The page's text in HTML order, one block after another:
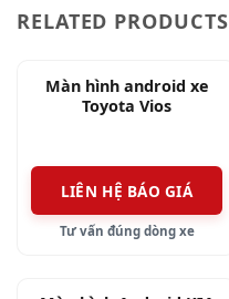
RELATED PRODUCTS
Màn hình android xe
Toyota Vios
LIÊN HỆ BÁO GIÁ
Tư vấn đúng dòng xe